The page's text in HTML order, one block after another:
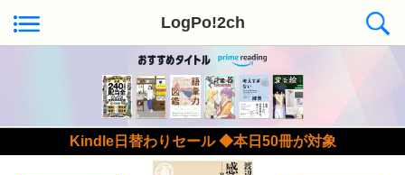
LogPo!2ch
Kindle日替わりセール ◆本日50冊が対象